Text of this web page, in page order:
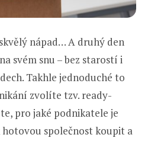
nápad… A druhý den
svém snu – bez starostí i
Takhle jednoduché to
zvolíte tzv. ready-
pro jaké podnikatele je
společnost koupit a